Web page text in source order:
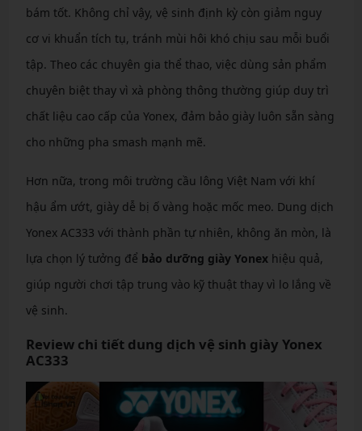
bám tốt. Không chỉ vậy, vệ sinh định kỳ còn giảm nguy
cơ vi khuẩn tích tụ, tránh mùi hôi khó chịu sau mỗi buổi
tập. Theo các chuyên gia thể thao, việc dùng sản phẩm
chuyên biệt thay vì xà phòng thông thường giúp duy trì
chất liệu cao cấp của Yonex, đảm bảo giày luôn sẵn sàng
cho những pha smash mạnh mẽ.
Hơn nữa, trong môi trường cầu lông Việt Nam với khí
hậu ẩm ướt, giày dễ bị ố vàng hoặc mốc meo. Dung dịch
Yonex AC333 với thành phần tự nhiên, không ăn mòn, là
lựa chọn lý tưởng để bảo dưỡng giày Yonexhiệu quả,
giúp người chơi tập trung vào kỹ thuật thay vì lo lắng về
vệ sinh.
Review chi tiết dung dịch vệ sinh giày Yonex
AC333